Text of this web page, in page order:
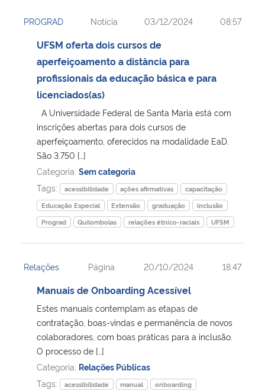
PROGRAD Notícia 03/12/2024 08:57
UFSM oferta dois cursos de
aperfeiçoamento a distância para
profissionais da educação básica e para
licenciados(as)
A Universidade Federal de Santa Maria está com
inscrições abertas para dois cursos de
aperfeiçoamento, oferecidos na modalidade EaD.
São 3.750 […]
Categoria: Sem categoria
Tags:
acessibilidade ações afirmativas
capacitação
Educação Especial
Extensão graduação
inclusão
Prograd
Quilombolas relações étnico-raciais UFSM
Relações Página 20/10/2024 18:47
Manuais de Onboarding Acessível
Estes manuais contemplam as etapas de
contratação, boas-vindas e permanência de novos
colaboradores, com boas práticas para a inclusão.
O processo de […]
Categoria: Relações Públicas
Tags:
acessibilidade manual
onboarding